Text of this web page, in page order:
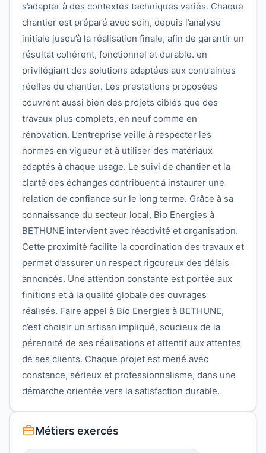
s’adapter à des contextes techniques variés. Chaque
chantier est préparé avec soin, depuis l’analyse
initiale jusqu’à la réalisation finale, afin de garantir un
résultat cohérent, fonctionnel et durable. en
privilégiant des solutions adaptées aux contraintes
réelles du chantier. Les prestations proposées
couvrent aussi bien des projets ciblés que des
travaux plus complets, en neuf comme en
rénovation. L’entreprise veille à respecter les
normes en vigueur et à utiliser des matériaux
adaptés à chaque usage. Le suivi de chantier et la
clarté des échanges contribuent à instaurer une
relation de confiance sur le long terme. Grâce à sa
connaissance du secteur local, Bio Energies à
BETHUNE intervient avec réactivité et organisation.
Cette proximité facilite la coordination des travaux et
permet d’assurer un respect rigoureux des délais
annoncés. Une attention constante est portée aux
finitions et à la qualité globale des ouvrages
réalisés. Faire appel à Bio Energies à BETHUNE,
c’est choisir un artisan impliqué, soucieux de la
pérennité de ses réalisations et attentif aux attentes
de ses clients. Chaque projet est mené avec
constance, sérieux et professionnalisme, dans une
démarche orientée vers la satisfaction durable.
Métiers exercés